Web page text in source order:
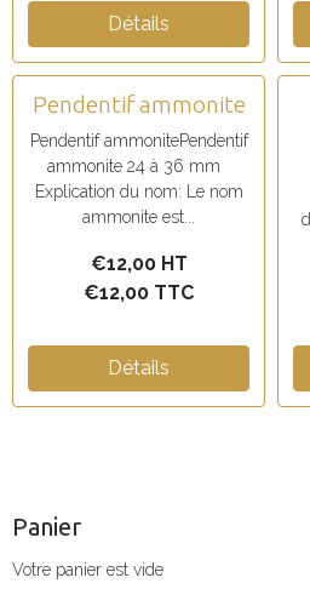
Détails
Pendentif ammonite
Pendentif ammonitePendentif
ammonite 24 à 36 mm
Explication du nom: Le nom
ammonite est...
€12,00 HT
€12,00 TTC
Détails
Panier
Votre panier est vide